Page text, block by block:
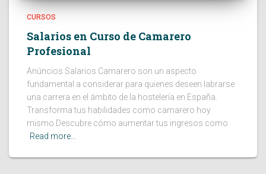
CURSOS
Salarios en Curso de Camarero
Profesional
Anúncios Salarios Camarero son un aspecto
fundamental a considerar para quienes deseen labrarse
una carrera en el ámbito de la hostelería en España.
Transforma tus habilidades como camarero hoy
mismo.Descubre cómo aumentar tus ingresos como
Read more…